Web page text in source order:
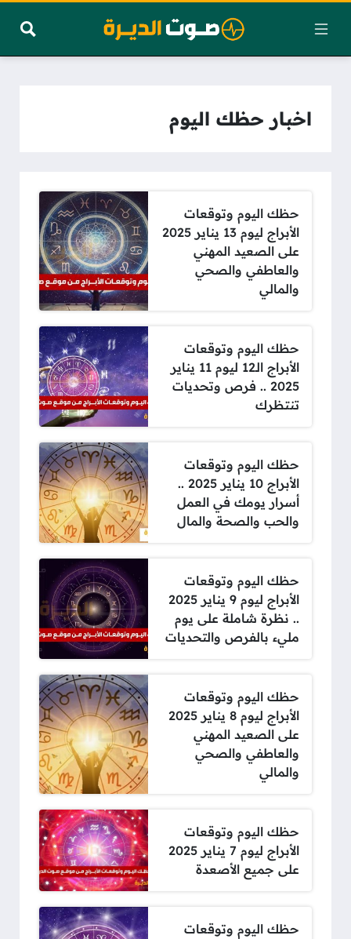
اخبار حظك اليوم
حظك اليوم وتوقعات
الأبراج ليوم 13 يناير 2025
على الصعيد المهني
والعاطفي والصحي
والمالي
حظك اليوم وتوقعات
الأبراج الـ12 ليوم 11 يناير
2025 .. فرص وتحديات
تنتظرك
حظك اليوم وتوقعات
الأبراج 10 يناير 2025 ..
أسرار يومك في العمل
والحب والصحة والمال
حظك اليوم وتوقعات
الأبراج ليوم 9 يناير 2025
.. نظرة شاملة على يوم
مليء بالفرص والتحديات
حظك اليوم وتوقعات
الأبراج ليوم 8 يناير 2025
على الصعيد المهني
والعاطفي والصحي
والمالي
حظك اليوم وتوقعات
الأبراج ليوم 7 يناير 2025
على جميع الأصعدة
حظك اليوم وتوقعات